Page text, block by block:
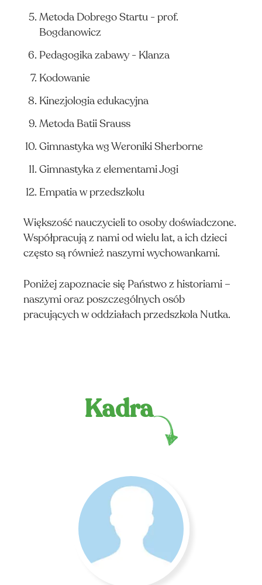
Metoda Dobrego Startu - prof.
Bogdanowicz
Pedagogika zabawy - Klanza
Kodowanie
Kinezjologia edukacyjna
Metoda Batii Srauss
Gimnastyka wg Weroniki Sherborne
Gimnastyka z elementami Jogi
Empatia w przedszkolu
Większość nauczycieli to osoby doświadczone.
Współpracują z nami od wielu lat, a ich dzieci
często są również naszymi wychowankami.
Poniżej zapoznacie się Państwo z historiami –
naszymi oraz poszczególnych osób
pracujących w oddziałach przedszkola Nutka.
Kadra